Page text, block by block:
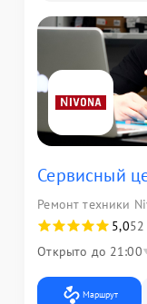
Сервисный
Ремонт техники
5,0
Открыто до 21:00
Маршрут